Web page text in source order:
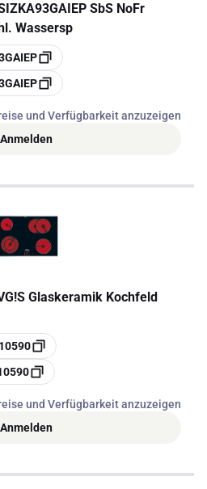
SbS NoFr
Wassersp
und Verfügbarkeit anzuzeigen
Anmelden
Glaskeramik Kochfeld
und Verfügbarkeit anzuzeigen
Anmelden